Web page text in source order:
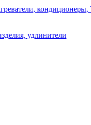
удлинители